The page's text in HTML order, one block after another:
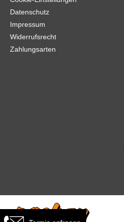
Datenschutz
Impressum
Widerrufsrecht
Zahlungsarten
Termin anfragen